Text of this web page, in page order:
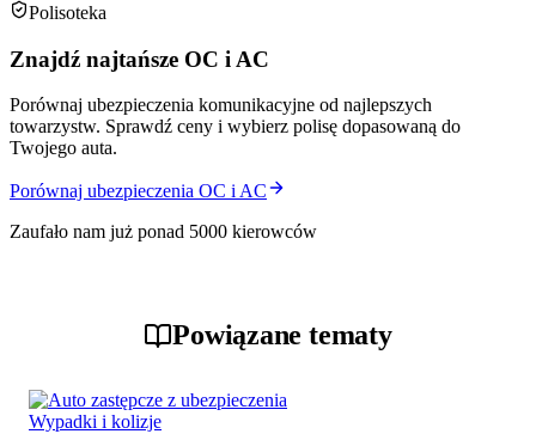
Polisoteka
Znajdź najtańsze OC i AC
Porównaj ubezpieczenia komunikacyjne od najlepszych
towarzystw. Sprawdź ceny i wybierz polisę dopasowaną do
Twojego auta.
Porównaj ubezpieczenia OC i AC
Zaufało nam już ponad 5000 kierowców
Powiązane tematy
Wypadki i kolizje